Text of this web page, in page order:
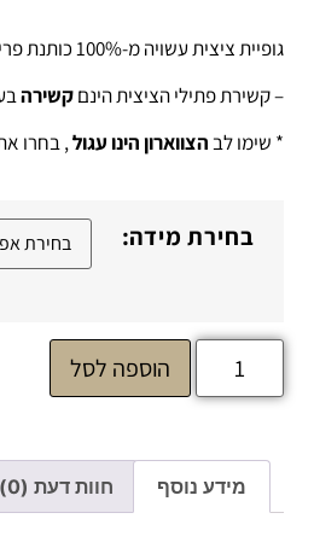
גופיית ציצית עשויה מ-100% כותנת פרימיום איכותית.
– קשירת פתילי הציצית הינםקשירה
* שימו לבהצווארון הינו עגול, בחרו
בחירת מידה:
הוספה לסל
מידע נוסף חוות דעת (0)